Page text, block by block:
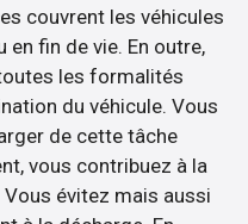
couvrent les véhicules
en fin de vie. En outre,
les formalités
du véhicule. Vous
de cette tâche
vous contribuez à la
évitez mais aussi